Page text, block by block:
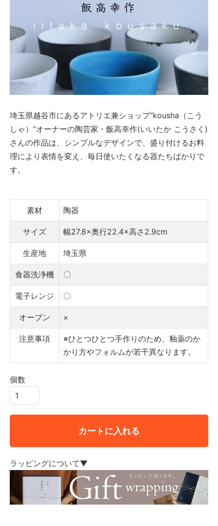
埼玉県越谷市にあるアトリエ兼ショップ“kousha（こう
しゃ）”オーナーの陶芸家・飯高幸作(いいたか こうさく)
さんの作品は、シンプルなデザインで、盛り付けるお料
理により表情を変え、毎日使いたくなる器たちばかりで
す。
素材 陶器
サイズ 幅27.8×奥行22.4×高さ2.9cm
生産地 埼玉県
食器洗浄機 〇
電子レンジ 〇
オーブン ×
注意事項
※ひとつひとつ手作りのため、釉薬のか
かり方やフォルムが若干異なります。
個数
カートに入れる
ラッピングについて▼